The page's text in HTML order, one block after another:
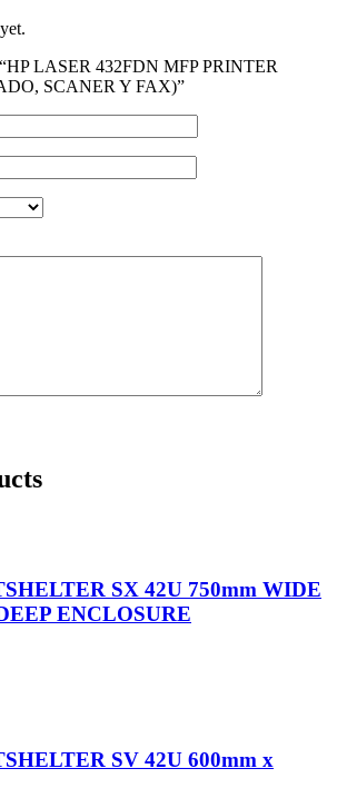
LASER 432FDN MFP PRINTER
SCANER Y FAX)”
SX 42U 750mm WIDE
ENCLOSURE
SV 42U 600mm x